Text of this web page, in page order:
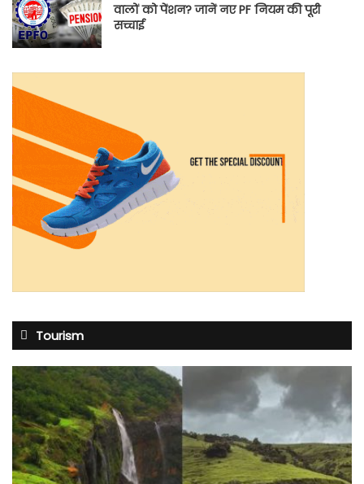
वालों को पेंशन? जानें नए PF नियम की पूरी
सच्चाई
Tourism